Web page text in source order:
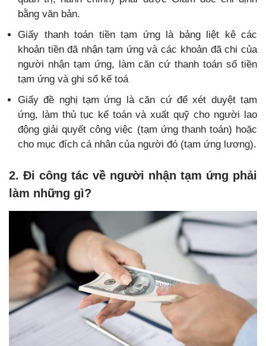
bằng văn bản.
Giấy thanh toán tiền tạm ứng là bảng liệt kê các
khoản tiền đã nhận tạm ứng và các khoản đã chi của
người nhận tạm ứng, làm căn cứ thanh toán số tiền
tạm ứng và ghi sổ kế toá
Giấy đề nghị tạm ứng là căn cứ để xét duyệt tạm
ứng, làm thủ tục kế toán và xuất quỹ cho người lao
động giải quyết công việc (tạm ứng thanh toán) hoặc
cho mục đích cá nhân của người đó (tạm ứng lương).
2. Đi công tác về người nhận tạm ứng phải
làm những gì?